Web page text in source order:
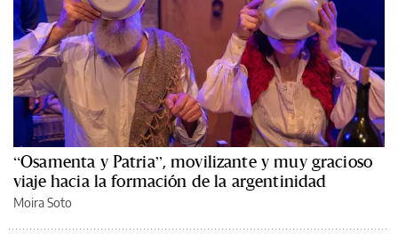
“Osamenta y Patria”, movilizante y muy gracioso
viaje hacia la formación de la argentinidad
Moira Soto